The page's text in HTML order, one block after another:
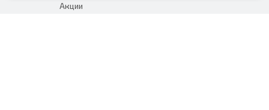
Акции